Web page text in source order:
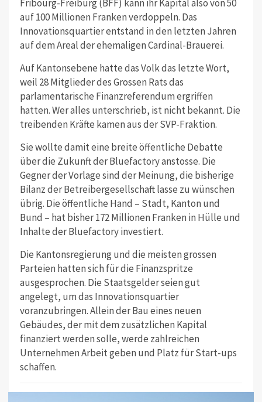
Fribourg-Freiburg (BFF) kann ihr Kapital also von 50
auf 100 Millionen Franken verdoppeln. Das
Innovationsquartier entstand in den letzten Jahren
auf dem Areal der ehemaligen Cardinal-Brauerei.
Auf Kantonsebene hatte das Volk das letzte Wort,
weil 28 Mitglieder des Grossen Rats das
parlamentarische Finanzreferendum ergriffen
hatten. Wer alles unterschrieb, ist nicht bekannt. Die
treibenden Kräfte kamen aus der SVP-Fraktion.
Sie wollte damit eine breite öffentliche Debatte
über die Zukunft der Bluefactory anstosse. Die
Gegner der Vorlage sind der Meinung, die bisherige
Bilanz der Betreibergesellschaft lasse zu wünschen
übrig. Die öffentliche Hand – Stadt, Kanton und
Bund – hat bisher 172 Millionen Franken in Hülle und
Inhalte der Bluefactory investiert.
Die Kantonsregierung und die meisten grossen
Parteien hatten sich für die Finanzspritze
ausgesprochen. Die Staatsgelder seien gut
angelegt, um das Innovationsquartier
voranzubringen. Allein der Bau eines neuen
Gebäudes, der mit dem zusätzlichen Kapital
finanziert werden solle, werde zahlreichen
Unternehmen Arbeit geben und Platz für Start-ups
schaffen.